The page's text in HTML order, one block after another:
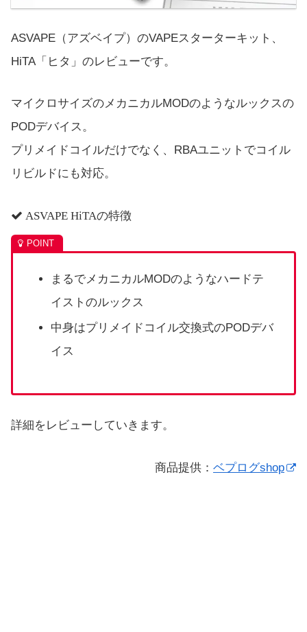
ASVAPE（アズベイプ）のVAPEスターターキット、
HiTA「ヒタ」のレビューです。
マイクロサイズのメカニカルMODのようなルックスの
PODデバイス。
プリメイドコイルだけでなく、RBAユニットでコイル
リビルドにも対応。
ASVAPE HiTAの特徴
まるでメカニカルMODのようなハードテ
イストのルックス
中身はプリメイドコイル交換式のPODデバ
イス
詳細をレビューしていきます。
商品提供： ベプログshop